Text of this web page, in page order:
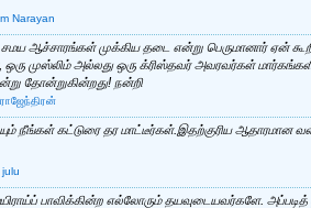
Narayan
சமய ஆச்சாரங்கள் முக்கிய தடை என்று பெருமானார் ஏன்
முஸ்லிம் அல்லது ஒரு க்ரிஸ்தவர் அவரவர்கள்
தோன்றுகின்றது! நன்றி
நீங்கள் கட்டுரை தர மாட்டீர்கள்.இதற்குரிய ஆதாரமான
பாவிக்கின்ற எல்லோரும் தயவுடையவர்களே.